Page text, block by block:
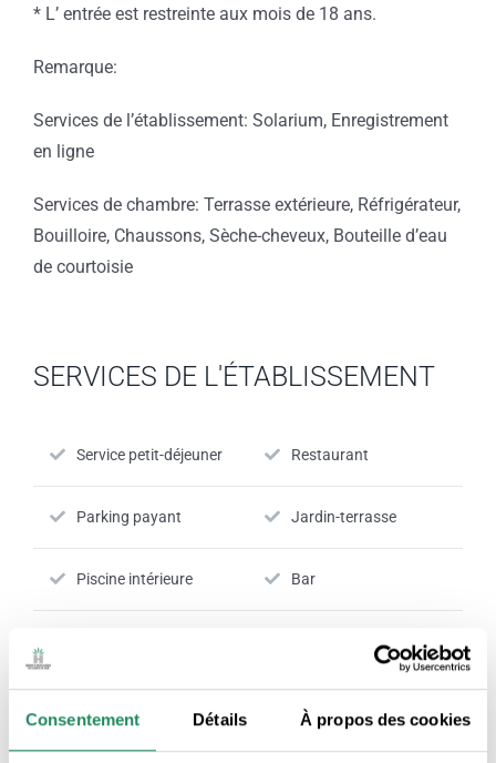
Consentement Détails À propos des cookies
* L’ entrée est restreinte aux mois de 18 ans.
Remarque:
Services de l’établissement: Solarium, Enregistrement
en ligne
Services de chambre: Terrasse extérieure, Réfrigérateur,
Bouilloire, Chaussons, Sèche-cheveux, Bouteille d’eau
de courtoisie
SERVICES DE L'ÉTABLISSEMENT
Service petit-déjeuner Restaurant
Parking payant Jardin-terrasse
Piscine intérieure Bar
climatisés
est accepté